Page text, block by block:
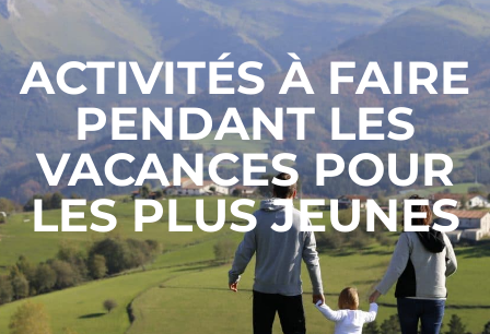
ACTIVITÉS À FAIRE
PENDANT LES
VACANCES POUR
LES PLUS JEUNES